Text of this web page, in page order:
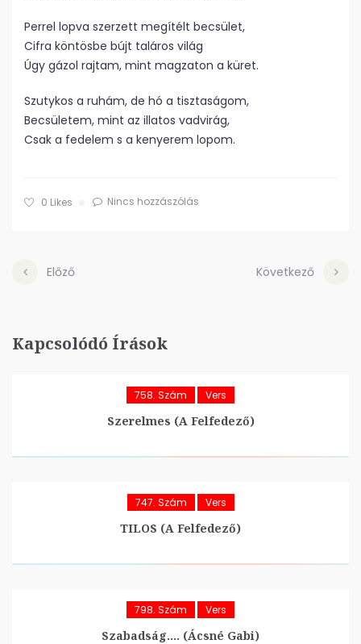
Perrel lopva szerzett megítélt becsület,
Cifra köntösbe bújt taláros világ
Úgy gázol rajtam, mint magzaton a küret.
Szutykos a ruhám, de hó a tisztaságom,
Becsületem, mint az illatos vadvirág,
Csak a fedelem s a kenyerem lopom.
0 Likes Nincs hozzászólás
Előző Következő
Kapcsolódó Írások
758. Szám Vers
Szerelmes (A Felfedező)
747. Szám Vers
TILOS (A Felfedező)
798. Szám Vers
Szabadság…. (Ácsné Gabi)